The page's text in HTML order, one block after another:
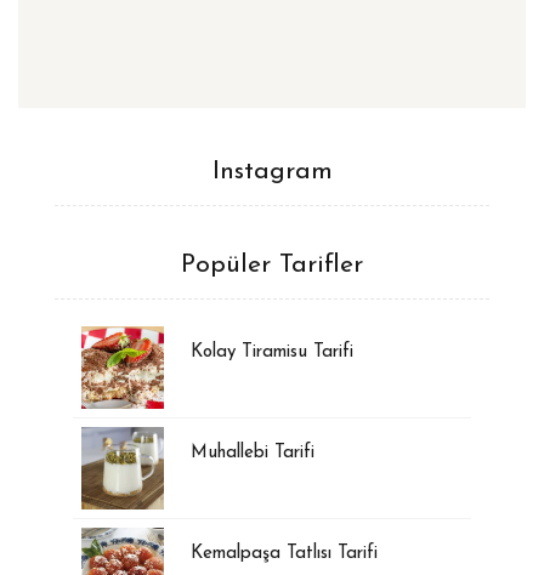
Instagram
Popüler Tarifler
Kolay Tiramisu Tarifi
Muhallebi Tarifi
Kemalpaşa Tatlısı Tarifi